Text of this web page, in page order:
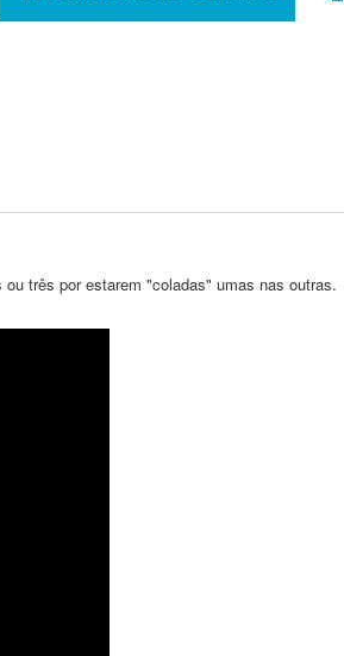
três por estarem "coladas" umas nas outras.